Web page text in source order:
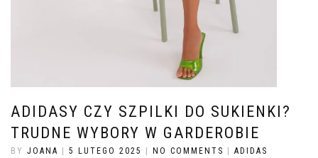
ADIDASY CZY SZPILKI DO SUKIENKI?
TRUDNE WYBORY W GARDEROBIE
BY JOANA 5 LUTEGO 2025 NO COMMENTS ADIDAS